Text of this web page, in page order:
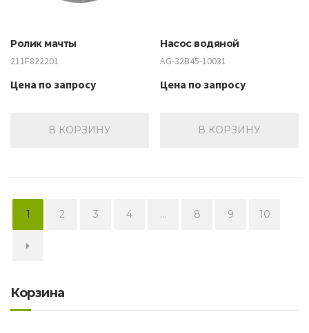
Ролик мачты
211F822201
Цена по запросу
В КОРЗИНУ
Насос водяной
AG-32B45-10031
Цена по запросу
В КОРЗИНУ
1 2 3 4 … 8 9 10
→
Корзина